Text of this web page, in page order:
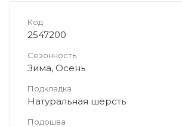
Код
2547200
Сезонность
Зима, Осень
Подкладка
Натуральная шерсть
Подошва